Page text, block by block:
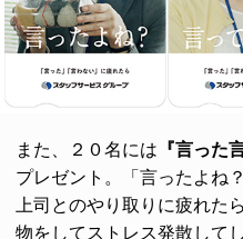
また、２０名には 『言った
プレゼント。「言ったよね
上司とのやり取りに疲れた
物をしてストレス発散して